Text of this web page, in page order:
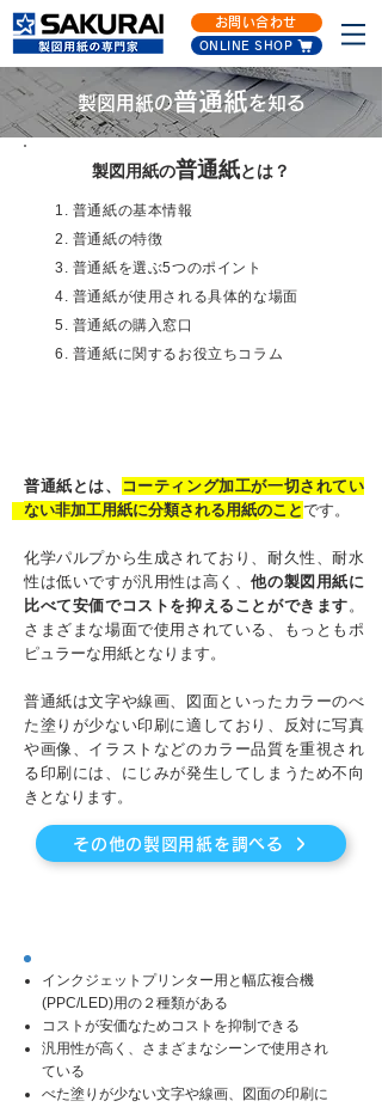
お問い合わせ
ONLINE SHOP
製図用紙の普通紙を知る
製図用紙の普通紙とは？
1. 普通紙の基本情報
2. 普通紙の特徴
3. 普通紙を選ぶ5つのポイント
4. 普通紙が使用される具体的な場面
5. 普通紙の購入窓口
​6. 普通紙に関するお役立ちコラム
普通紙とは、
コーティング加工が一切されてい
ない非加工用紙に分類される用紙のことです。
化学パルプから生成されており、耐久性、耐水
性は低いですが汎用性は高く、他の製図用紙に
比べて安価でコストを抑えることができます。
さまざまな場面で使用されている、もっともポ
ピュラーな用紙となります。
普通紙は文字や線画、図面といったカラーのべ
た塗りが少ない印刷に適しており、反対に写真
や画像、イラストなどのカラー品質を重視され
る印刷には、にじみが発生してしまうため不向
きとなります。
その他の製図用紙を調べる
​インクジェットプリンター用と幅広複合機
(PPC/LED)用の２種類がある
コストが安価なためコストを抑制できる
汎用性が高く、さまざまなシーンで使用され
ている
べた塗りが少ない文字や線画、図面の印刷に